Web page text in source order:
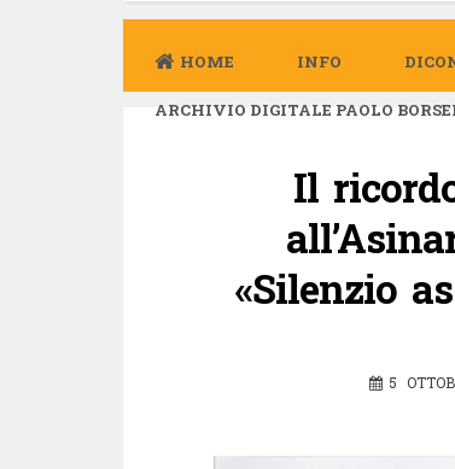
HOME INFO
ARCHIVIO DIGITALE PAOLO
Il
«Silenzio
5